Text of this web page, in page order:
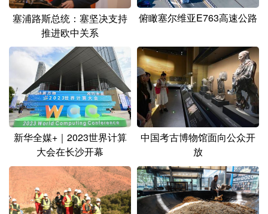
新疆 内蒙古 黑龙江
多语种频道
English Español Français عربى
Русский язык 日本語 한국어
Deutsch Português
塞浦路斯总统：塞坚决支持
推进欧中关系
俯瞰塞尔维亚E763高速公路
新华全媒+｜2023世界计算
大会在长沙开幕
中国考古博物馆面向公众开
放